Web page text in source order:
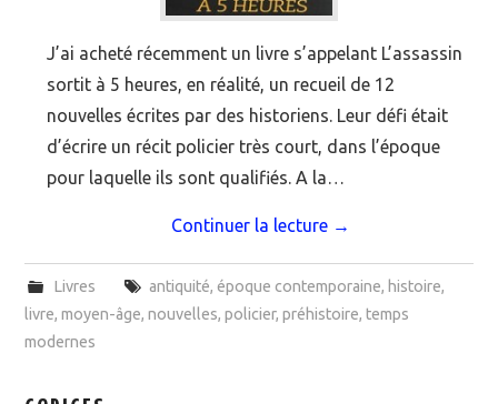
J’ai acheté récemment un livre s’appelant L’assassin
sortit à 5 heures, en réalité, un recueil de 12
nouvelles écrites par des historiens. Leur défi était
d’écrire un récit policier très court, dans l’époque
pour laquelle ils sont qualifiés. A la…
Continuer la lecture →
Livres antiquité, époque contemporaine, histoire,
livre,moyen-âge,nouvelles,policier,préhistoire, temps
modernes